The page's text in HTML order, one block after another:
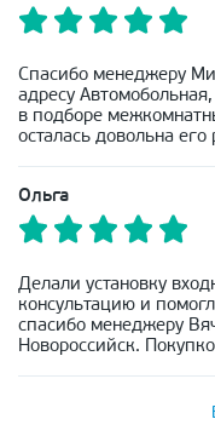
Спасибо менеджеру
адресу
в подборе
осталась довольна
Ольга
Делали установку
консультацию и
спасибо менеджеру
Новороссийск.